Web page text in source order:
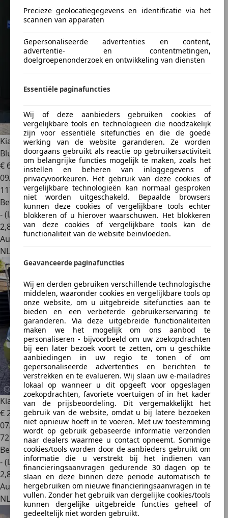
Precieze geolocatiegegevens en identificatie via het
scannen van apparaten
Gepersonaliseerde advertenties en content,
advertentie- en contentmetingen,
doelgroepenonderzoek en ontwikkeling van diensten
Essentiële paginafuncties
Wij of deze aanbieders gebruiken cookies of
vergelijkbare tools en technologieën die noodzakelijk
zijn voor essentiële sitefuncties en die de goede
werking van de website garanderen. Ze worden
doorgaans gebruikt als reactie op gebruikersactiviteit
om belangrijke functies mogelijk te maken, zoals het
instellen en beheren van inloggegevens of
privacyvoorkeuren. Het gebruik van deze cookies of
vergelijkbare technologieën kan normaal gesproken
niet worden uitgeschakeld. Bepaalde browsers
kunnen deze cookies of vergelijkbare tools echter
blokkeren of u hierover waarschuwen. Het blokkeren
van deze cookies of vergelijkbare tools kan de
functionaliteit van de website beïnvloeden.
Geavanceerde paginafuncties
Wij en derden gebruiken verschillende technologische
middelen, waaronder cookies en vergelijkbare tools op
onze website, om u uitgebreide sitefuncties aan te
bieden en een verbeterde gebruikerservaring te
garanderen. Via deze uitgebreide functionaliteiten
maken we het mogelijk om ons aanbod te
personaliseren - bijvoorbeeld om uw zoekopdrachten
bij een later bezoek voort te zetten, om u geschikte
aanbiedingen in uw regio te tonen of om
gepersonaliseerde advertenties en berichten te
verstrekken en te evalueren. Wij slaan uw e-mailadres
lokaal op wanneer u dit opgeeft voor opgeslagen
zoekopdrachten, favoriete voertuigen of in het kader
van de prijsbeoordeling. Dit vergemakkelijkt het
gebruik van de website, omdat u bij latere bezoeken
niet opnieuw hoeft in te voeren. Met uw toestemming
wordt op gebruik gebaseerde informatie verzonden
naar dealers waarmee u contact opneemt. Sommige
cookies/tools worden door de aanbieders gebruikt om
informatie die u verstrekt bij het indienen van
financieringsaanvragen gedurende 30 dagen op te
slaan en deze binnen deze periode automatisch te
hergebruiken om nieuwe financieringsaanvragen in te
vullen. Zonder het gebruik van dergelijke cookies/tools
kunnen dergelijke uitgebreide functies geheel of
gedeeltelijk niet worden gebruikt.
Kia Picanto1.0 CVVT EconomyPlusLine | Striping | Airco |
Blue
€ 6.790
09/2018
117.030 km
Benzine
- (l/100 km)
2,8
Autobedrijf
NL 3755 LD
Kia Picanto1.0 EX *NAP*NIEUWE APK*
€ 2.495
07/2006
72.910 km
Benzine
- (l/100 km)
2,8
Autobedrijf
NL 6603 AW